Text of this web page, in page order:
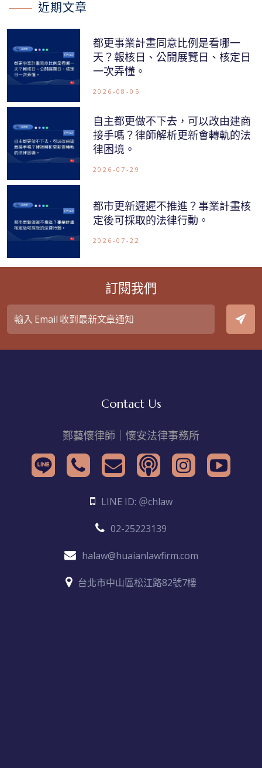
近期文章
都更事業計畫同意比例是看哪一
天？報核日、公開展覽日、核定日
一次弄懂。
2026-08-05
自主都更做不下去，可以改由建商
接手嗎？律師解析更新會轉軌的法
律困境。
2026-07-29
都市更新遲遲不推進？事業計畫核
定後可採取的法律行動。
2026-07-22
訂閱我們
Contact Us
鄭藝懷律師｜懷安法律事務所
LINE ID: ＠chlaw
02-25223139
halaw@huaianlawfirm.com
台北市中山區松江路82號7樓